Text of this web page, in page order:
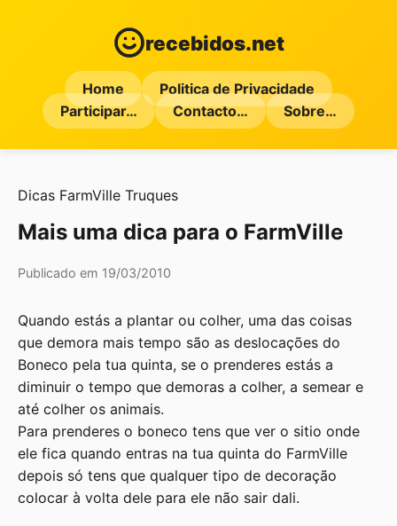
recebidos.net
Home
Politica de Privacidade
Participar…
Contacto… Sobre…
Dicas FarmVille Truques
Mais uma dica para o FarmVille
Publicado em 19/03/2010
Quando estás a plantar ou colher, uma das coisas
que demora mais tempo são as deslocações do
Boneco pela tua quinta, se o prenderes estás a
diminuir o tempo que demoras a colher, a semear e
até colher os animais.
Para prenderes o boneco tens que ver o sitio onde
ele fica quando entras na tua quinta do FarmVille
depois só tens que qualquer tipo de decoração
colocar à volta dele para ele não sair dali.